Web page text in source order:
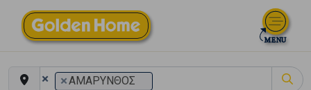
× ×ΑΜΑΡΥΝΘΟΣ